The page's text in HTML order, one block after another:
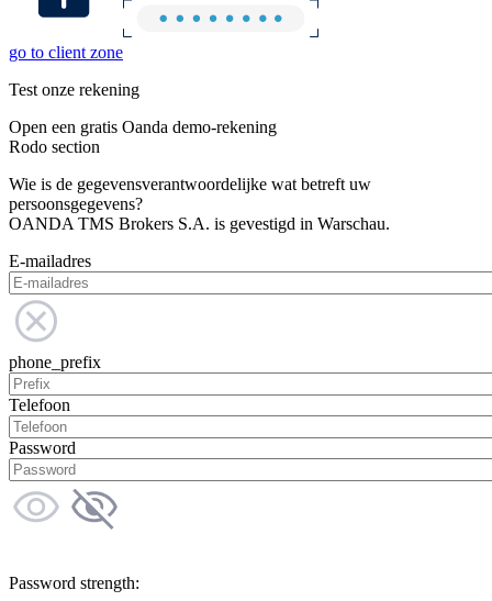
go to client zone
Test onze rekening
Open een gratis Oanda demo-rekening
Rodo section
Wie is de gegevensverantwoordelijke wat betreft uw
persoonsgegevens?
OANDA TMS Brokers S.A. is gevestigd in Warschau.
E-mailadres
phone_prefix
Telefoon
Password
Password strength: